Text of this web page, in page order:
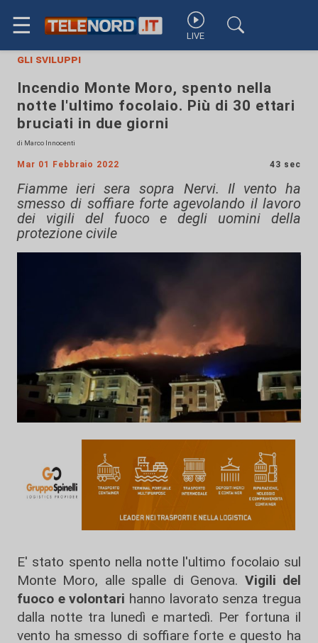
☰ LIVE
gli sviluppi
Incendio Monte Moro, spento nella
notte l'ultimo focolaio. Più di 30 ettari
bruciati in due giorni
di Marco Innocenti
Mar 01 Febbraio 2022 43 sec
Fiamme ieri sera sopra Nervi. Il vento ha
smesso di soffiare forte agevolando il lavoro
dei vigili del fuoco e degli uomini della
protezione civile
E' stato spento nella notte l'ultimo focolaio sul
Monte Moro, alle spalle di Genova. Vigili del
fuoco e volontari hanno lavorato senza tregua
dalla notte tra lunedì e martedì. Per fortuna il
vento ha smesso di soffiare forte e questo ha